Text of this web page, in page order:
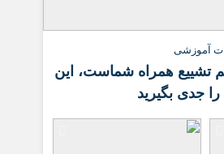
آموزشی
تشییع همراه شماست، این
جدی بگیرید